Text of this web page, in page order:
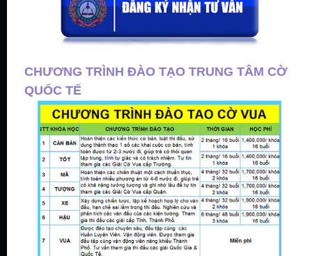
CHƯƠNG TRÌNH ĐÀO TẠO TRUNG TÂM CỜ
QUỐC TẾ